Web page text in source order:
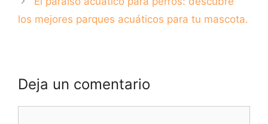
los mejores parques acuáticos para tu mascota.
Deja un comentario